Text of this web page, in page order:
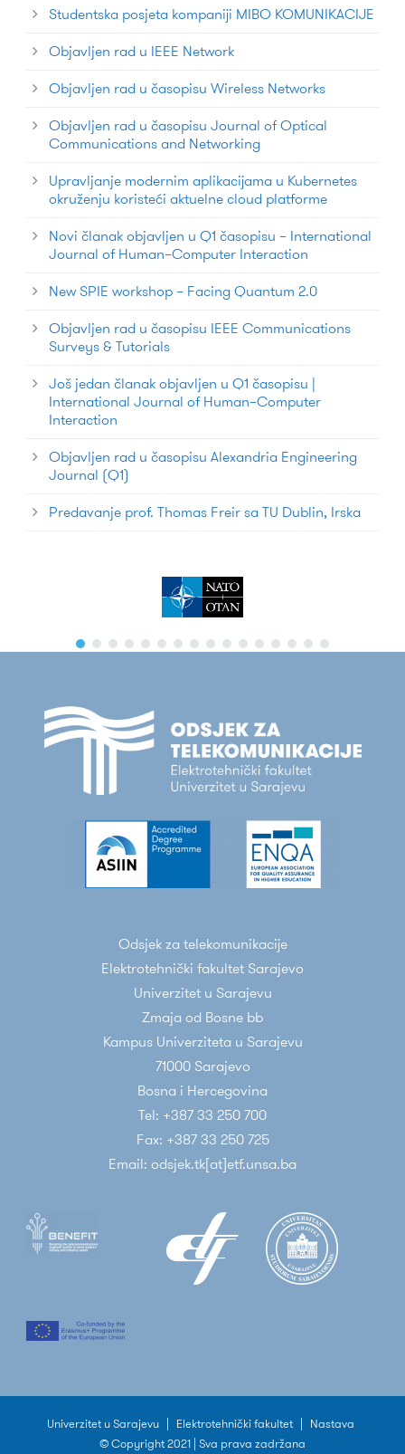
Studentska posjeta kompaniji MIBO KOMUNIKACIJE
Objavljen rad u IEEE Network
Objavljen rad u časopisu Wireless Networks
Objavljen rad u časopisu Journal of Optical
Communications and Networking
Upravljanje modernim aplikacijama u Kubernetes
okruženju koristeći aktuelne cloud platforme
Novi članak objavljen u Q1 časopisu – International
Journal of Human–Computer Interaction
New SPIE workshop – Facing Quantum 2.0
Objavljen rad u časopisu IEEE Communications
Surveys & Tutorials
Još jedan članak objavljen u Q1 časopisu |
International Journal of Human–Computer
Interaction
Objavljen rad u časopisu Alexandria Engineering
Journal (Q1)
Predavanje prof. Thomas Freir sa TU Dublin, Irska
Odsjek za telekomunikacije
Elektrotehnički fakultet Sarajevo
Univerzitet u Sarajevu
Zmaja od Bosne bb
Kampus Univerziteta u Sarajevu
71000 Sarajevo
Bosna i Hercegovina
Tel: +387 33 250 700
Fax: +387 33 250 725
Email: odsjek.tk[at]etf.unsa.ba
Univerzitet u Sarajevu | Elektrotehnički fakultet | Nastava
© Copyright 2021 | Sva prava zadržana